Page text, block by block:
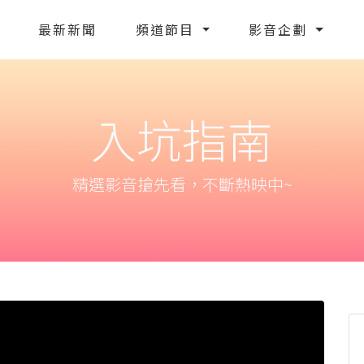
最新新聞 頻道節目 影音企劃
入坑指南
精選影音搶先看，不斷熱映中~